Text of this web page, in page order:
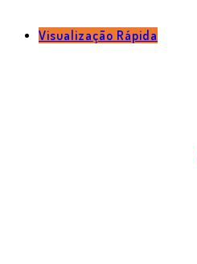
Visualização Rápida